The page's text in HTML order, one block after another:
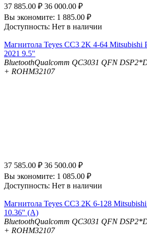
37 885.00 ₽ 36 000.00 ₽
Вы экономите: 1 885.00 ₽
Доступность: Нет в наличии
Магнитола Teyes CC3 2K 4-64 Mitsubishi
2021 9.5"
BluetoothQualcomm QC3031 QFN DSP
+ ROHM32107
37 585.00 ₽ 36 500.00 ₽
Вы экономите: 1 085.00 ₽
Доступность: Нет в наличии
Магнитола Teyes CC3 2K 6-128
10.36" (A)
BluetoothQualcomm QC3031 QFN DSP
+ ROHM32107